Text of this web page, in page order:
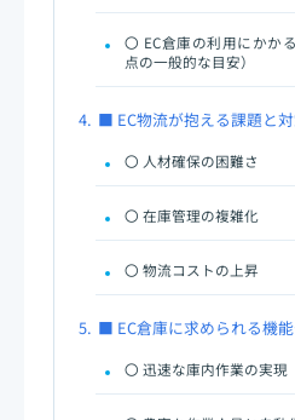
〇 EC倉庫の利用にかか
点の一般的な目安）
4. ■ EC物流が抱える課題と
〇 人材確保の困難さ
〇 在庫管理の複雑化
〇 物流コストの上昇
5. ■ EC倉庫に求められる機
〇 迅速な庫内作業の実現